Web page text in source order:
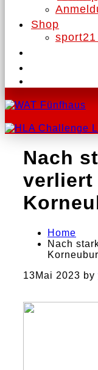
Shop
Nach
verliert
Home
Nach
13Mai 2023 by